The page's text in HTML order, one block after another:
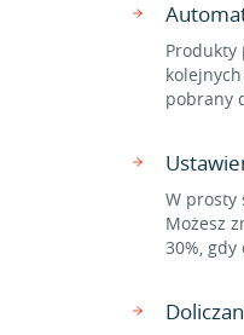
Produkty
pobrany
W prosty
Możesz
30%,